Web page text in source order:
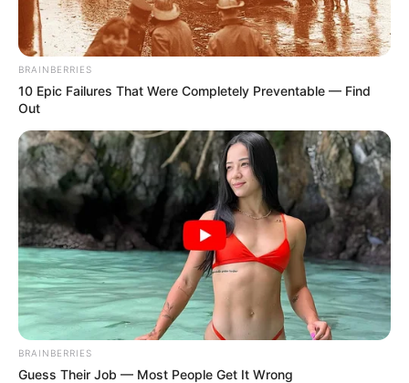
BRAINBERRIES
10 Epic Failures That Were Completely Preventable — Find
Out
BRAINBERRIES
Guess Their Job — Most People Get It Wrong